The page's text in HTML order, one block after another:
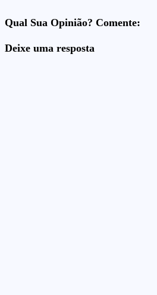
Qual Sua Opinião? Comente:
Deixe uma resposta